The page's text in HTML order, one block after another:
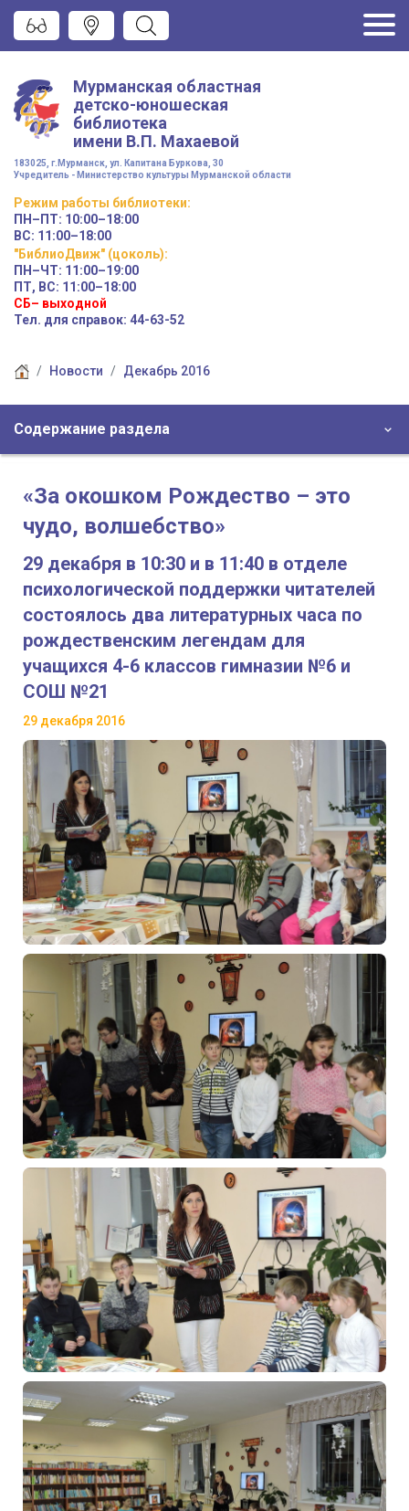
Мурманская областная
детско-юношеская
библиотека
имени В.П. Махаевой
183025, г.Мурманск, ул. Капитана Буркова, 30
Учредитель - Министерство культуры Мурманской области
Режим работы библиотеки:
ПН–ПТ: 10:00–18:00
ВС: 11:00–18:00
"БиблиоДвиж" (цоколь):
ПН–ЧТ: 11:00–19:00
ПТ, ВС: 11:00–18:00
СБ– выходной
Тел. для справок: 44-63-52
Новости Декабрь 2016
Содержание раздела
«За окошком Рождество – это
чудо, волшебство»
29 декабря в 10:30 и в 11:40 в отделе
психологической поддержки читателей
состоялось два литературных часа по
рождественским легендам для
учащихся 4-6 классов гимназии №6 и
СОШ №21
29 декабря 2016